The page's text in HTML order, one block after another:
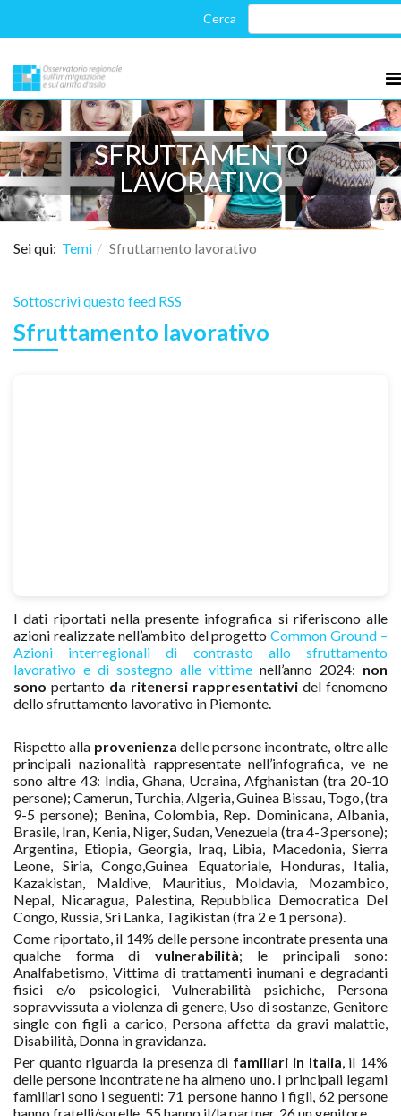
SFRUTTAMENTO
LAVORATIVO
Sei qui: Temi Sfruttamento lavorativo
Sottoscrivi questo feed RSS
Sfruttamento lavorativo
I dati riportati nella presente infografica si riferiscono alle
azioni realizzate nell’ambito del progettoCommon Ground –
Azioni interregionali di contrasto allo sfruttamento
lavorativo e di sostegno alle vittime nell’anno 2024: non
sono pertanto da ritenersi rappresentativi del fenomeno
dello sfruttamento lavorativo in Piemonte.
Rispetto alla provenienza delle persone incontrate, oltre alle
principali nazionalità rappresentate nell’infografica, ve ne
sono altre 43: India, Ghana, Ucraina, Afghanistan (tra 20-10
persone); Camerun, Turchia, Algeria, Guinea Bissau, Togo, (tra
9-5 persone); Benina, Colombia, Rep. Dominicana, Albania,
Brasile, Iran, Kenia, Niger, Sudan, Venezuela (tra 4-3 persone);
Argentina, Etiopia, Georgia, Iraq, Libia, Macedonia, Sierra
Leone, Siria, Congo,Guinea Equatoriale, Honduras, Italia,
Kazakistan, Maldive, Mauritius, Moldavia, Mozambico,
Nepal, Nicaragua, Palestina, Repubblica Democratica Del
Congo, Russia, Sri Lanka, Tagikistan (fra 2 e 1 persona).
Come riportato, il 14% delle persone incontrate presenta una
qualche forma di vulnerabilità; le principali sono:
Analfabetismo, Vittima di trattamenti inumani e degradanti
fisici e/o psicologici, Vulnerabilità psichiche, Persona
sopravvissuta a violenza di genere, Uso di sostanze, Genitore
single con figli a carico, Persona affetta da gravi malattie,
Disabilità, Donna in gravidanza.
Per quanto riguarda la presenza di familiari in Italia, il 14%
delle persone incontrate ne ha almeno uno. I principali legami
familiari sono i seguenti: 71 persone hanno i figli, 62 persone